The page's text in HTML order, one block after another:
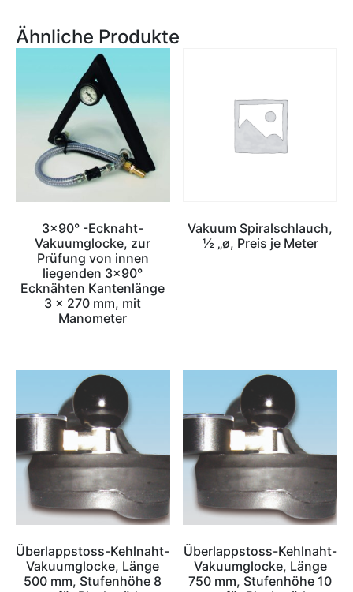
Ähnliche Produkte
3×90° -Ecknaht-
Vakuumglocke, zur
Prüfung von innen
liegenden 3×90°
Ecknähten Kantenlänge
3 x 270 mm, mit
Manometer
Vakuum Spiralschlauch,
½ „ø, Preis je Meter
Überlappstoss-Kehlnaht-
Vakuumglocke, Länge
500 mm, Stufenhöhe 8
Überlappstoss-Kehlnaht-
Vakuumglocke, Länge
750 mm, Stufenhöhe 10